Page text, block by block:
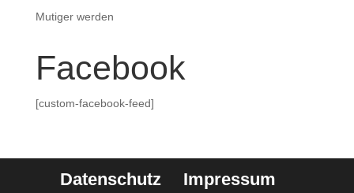
Mutiger werden
Facebook
[custom-facebook-feed]
Datenschutz
Impressum